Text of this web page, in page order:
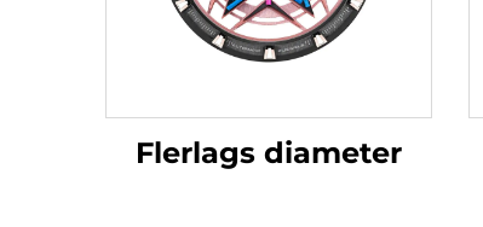
Flerlags diameter